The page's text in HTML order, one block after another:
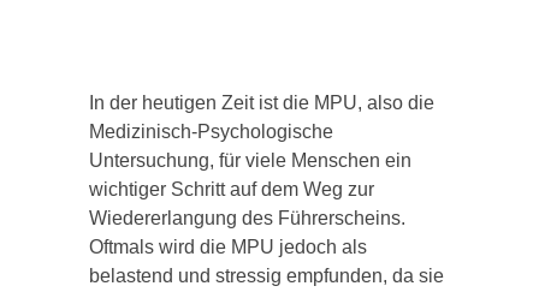
In der heutigen Zeit ist die MPU, also die
Medizinisch-Psychologische
Untersuchung, für viele Menschen ein
wichtiger Schritt auf dem Weg zur
Wiedererlangung des Führerscheins.
Oftmals wird die MPU jedoch als
belastend und stressig empfunden, da sie